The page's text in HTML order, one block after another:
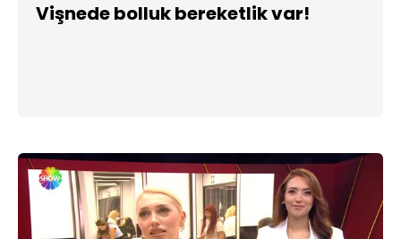
Vişnede bolluk bereketlik var!